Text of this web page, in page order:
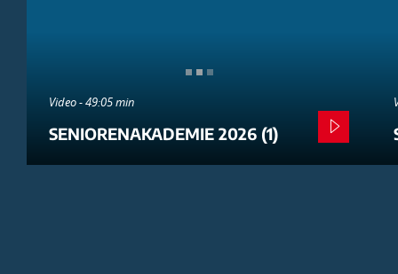
Video - 49:05 min
SENIORENAKADEMIE 2026 (1)